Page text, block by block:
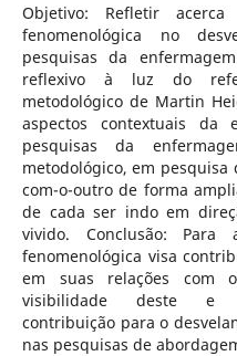
Objetivo: Refletir
fenomenológica no
pesquisas da
reflexivo à luz do
metodológico de Martin
aspectos contextuais da
pesquisas da
metodológico, em
com-o-outro de forma
de cada ser indo em
vivido. Conclusão: Para
fenomenológica visa
em suas relações com
visibilidade deste e
contribuição para o
nas pesquisas de